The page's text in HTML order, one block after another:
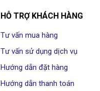
iOS và Android.
HỖ TRỢ KHÁCH HÀNG
Tư vấn mua hàng
Tư vấn sử dụng dịch vụ
Hướng dẫn đặt hàng
Hướng dẫn thanh toán